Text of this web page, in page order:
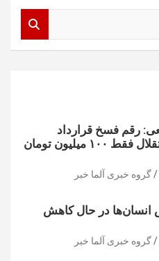
رقم فسخ قرارداد
رضائیان با استقلال فقط ۱۰۰ میلیون تومان
گروه خبری آلما خبر
در حال کاهش
گروه خبری آلما خبر